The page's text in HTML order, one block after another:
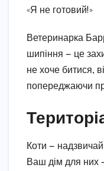
«Я не готовий!»
Ветеринарка
шипіння — це
не хоче битися,
попереджаючи
Коти —
Ваш дім для них